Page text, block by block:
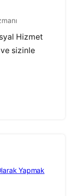
Hizmet
sizinle
Yapmak